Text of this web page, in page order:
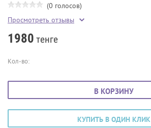
(0 голосов)
Просмотреть отзывы
1980 тенге
Кол-во:
В КОРЗИНУ
КУПИТЬ В ОДИН КЛИК